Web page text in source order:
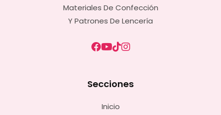
Materiales De Confección
Y Patrones De Lencería
Secciones
Inicio